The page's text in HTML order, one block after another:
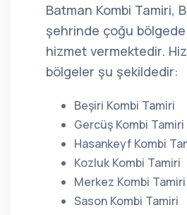
Batman Kombi Tamiri,
şehrinde çoğu
hizmet vermektedir.
bölgeler şu şekildedir:
Beşiri Kombi Tamiri
Gercüş Kombi Tamiri
Hasankeyf Kombi
Kozluk Kombi Tamiri
Merkez Kombi Tamiri
Sason Kombi Tamiri